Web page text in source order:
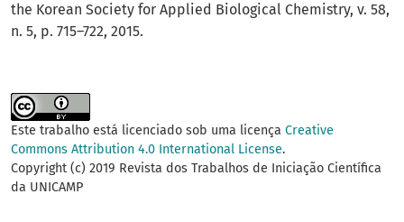
the Korean Society for Applied Biological Chemistry, v. 58,
n. 5, p. 715–722, 2015.
Este trabalho está licenciado sob uma licença Creative
Commons Attribution 4.0 International License.
Copyright (c) 2019 Revista dos Trabalhos de Iniciação Científica
da UNICAMP